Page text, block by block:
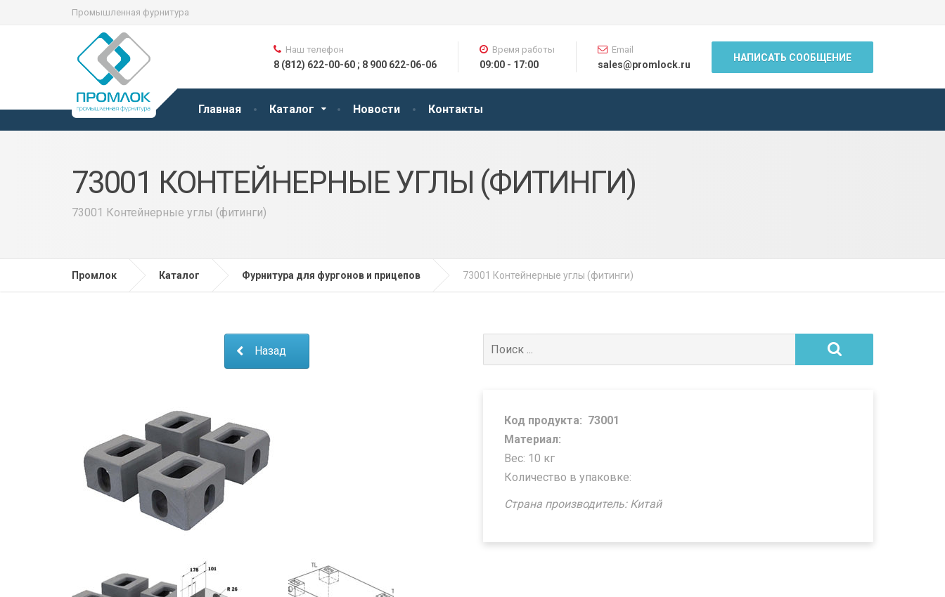
Промышленная фурнитура
Главная Каталог Новости Контакты
Наш телефон
8 (812) 622-00-60 ; 8 900 622-06-06
Время работы
09:00 - 17:00
Email
sales@promlock.ru
НАПИСАТЬ СООБЩЕНИЕ
73001 КОНТЕЙНЕРНЫЕ УГЛЫ (ФИТИНГИ)
73001 Контейнерные углы (фитинги)
Промлок Каталог Фурнитура для фургонов и прицепов 73001 Контейнерные углы (фитинги)
Назад
Поиск
для:
Код продукта: 73001
Материал:
Вес: 10 кг
Количество в упаковке:
Страна производитель: Китай